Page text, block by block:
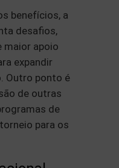
benefícios, a
desafios,
maior apoio
expandir
Outro ponto é
de outras
de
para os